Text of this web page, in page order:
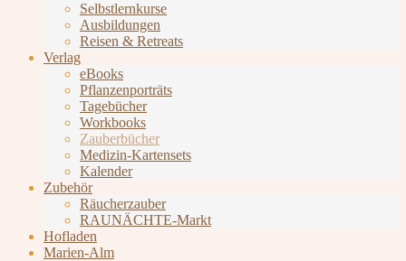
Selbstlernkurse
Ausbildungen
Reisen & Retreats
Verlag
eBooks
Pflanzenporträts
Tagebücher
Workbooks
Zauberbücher
Medizin-Kartensets
Kalender
Zubehör
Räucherzauber
RAUNÄCHTE-Markt
Hofladen
Marien-Alm